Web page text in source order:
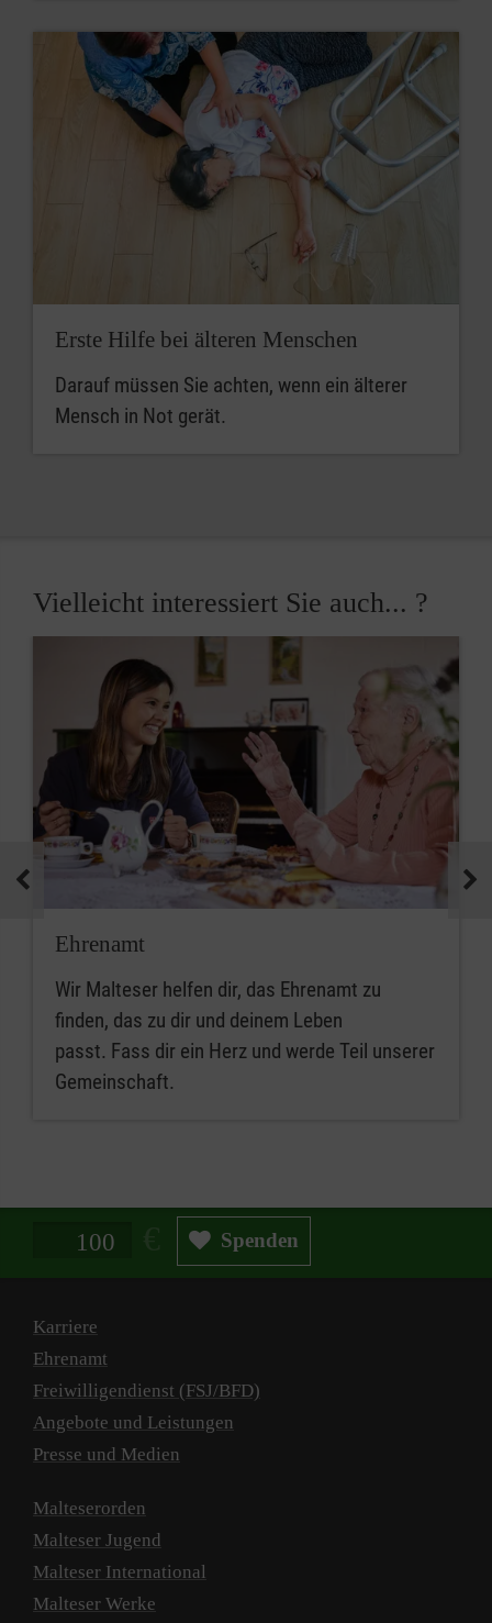
Erste Hilfe bei älteren Menschen
Darauf müssen Sie achten, wenn ein älterer
Mensch in Not gerät.
Vielleicht interessiert Sie auch... ?
Ehrenamt
Wir Malteser helfen dir, das Ehrenamt zu
finden, das zu dir und deinem Leben
passt. Fass dir ein Herz und werde Teil unserer
Gemeinschaft.
Spendenbetrag in Euro Spenden
Karriere
Ehrenamt
Freiwilligendienst (FSJ/BFD)
Angebote und Leistungen
Presse und Medien
Malteserorden
Malteser Jugend
Malteser International
Malteser Werke